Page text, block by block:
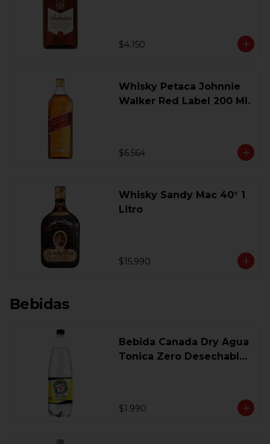
$4.150
Whisky Petaca Johnnie
Walker Red Label 200 Ml.
$6.564
Whisky Sandy Mac 40° 1
Litro
$15.990
Bebidas
Bebida Canada Dry Agua
Tonica Zero Desechable
$1.990